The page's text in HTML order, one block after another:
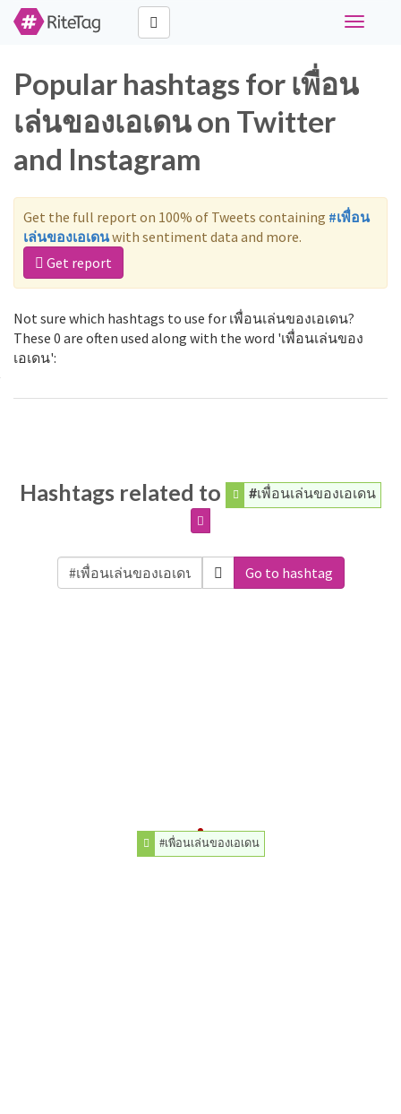
Toggle
Popular hashtags for เพื่อน
เล่นของเอเดน on Twitter
and Instagram
Get the full report on 100% of Tweets containing #เพื่อน
เล่นของเอเดนwith sentiment data and more.
Get report
Not sure which hashtags to use for เพื่อนเล่นของเอเดน?
These 0 are often used along with the word 'เพื่อนเล่นของ
เอเดน':
Hashtags related to #เพื่อนเล่นของเอเดน
Go to hashtag
#เพื่อนเล่นของเอเดน